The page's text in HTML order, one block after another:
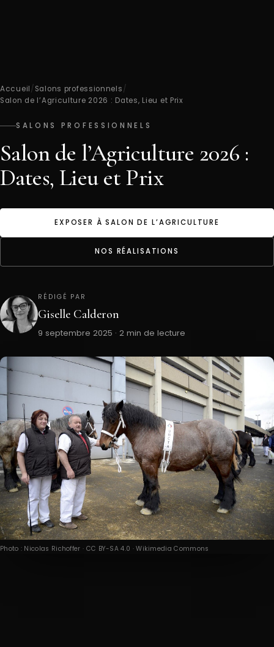
Accueil/ Salons professionnels/
Salon de l’Agriculture 2026 : Dates, Lieu et Prix
SALONS PROFESSIONNELS
Salon de l’Agriculture 2026 :
Dates, Lieu et Prix
EXPOSER À SALON DE L’AGRICULTURE
NOS RÉALISATIONS
RÉDIGÉ PAR
Giselle Calderon
9 septembre 2025 · 2 min de lecture
Photo : Nicolas Richoffer · CC BY-SA 4.0 · Wikimedia Commons